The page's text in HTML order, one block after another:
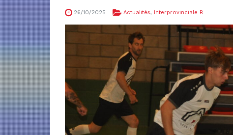
26/10/2025 Actualités, Interprovinciale B